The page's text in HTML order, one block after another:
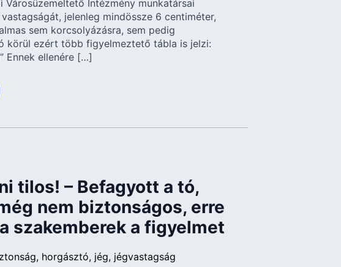
Városüzemeltető Intézmény munkatársai
jelenleg mindössze 6 centiméter,
sem korcsolyázásra, sem pedig
körül ezért több figyelmeztető tábla is jelzi:
Ennek ellenére […]
tilos! – Befagyott a tó,
nem biztonságos, erre
szakemberek a figyelmet
horgásztó jég jégvastagság